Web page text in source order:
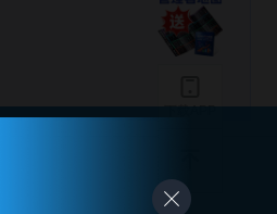
下载APP